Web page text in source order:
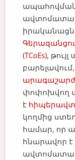
(TCoEs),
փոփոխվող
է
կողմից
համար, որ
հնարավոր